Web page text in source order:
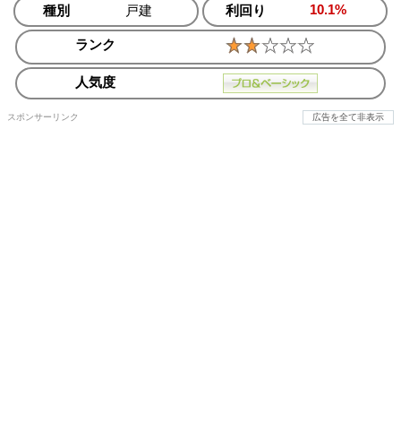
種別 戸建 利回り 10.1%
ランク
人気度
スポンサーリンク 広告を全て非表示